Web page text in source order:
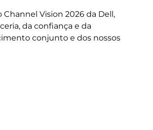
Vision 2026 da Dell,
da confiança e da
conjunto e dos nossos